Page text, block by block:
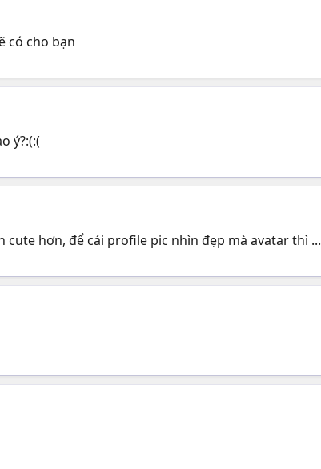
có cho bạn
ý?:(:(
hơn, để cái profile pic nhìn đẹp mà avatar thì ...